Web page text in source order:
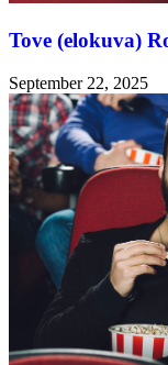
Tove (elokuva)
September 22, 2025